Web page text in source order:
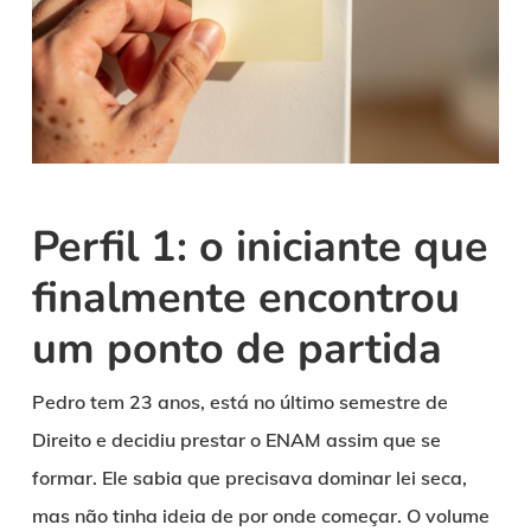
Perfil 1: o iniciante que
finalmente encontrou
um ponto de partida
Pedro tem 23 anos, está no último semestre de
Direito e decidiu prestar o ENAM assim que se
formar. Ele sabia que precisava dominar lei seca,
mas não tinha ideia de por onde começar. O volume